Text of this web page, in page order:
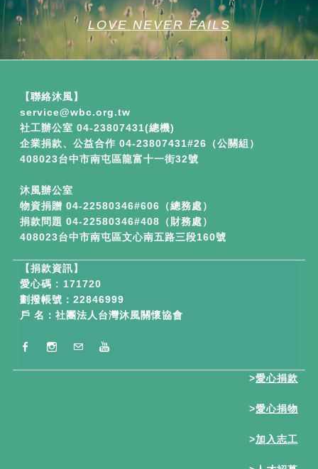
LOVE NEVER FAILS
【聯絡沐風】
service​@wbc.org.tw
社工辦公室 04-23807431(總機)
企業捐款、公益合作 04-23807431#26（公關組）
408023台中市南屯區龍富十一街32號
沐風辦公室
物資捐贈 04-22580346#606（總務處）
捐款問題 04-22580346#408（財務處）
408023台中市南屯區文心南五路三段160號
【捐款資訊】
愛心碼 : 171720
劃撥帳號：22846999
戶 名：社團法人台灣沐風關懷協會
>愛心捐款
>愛心捐物
>加入志工